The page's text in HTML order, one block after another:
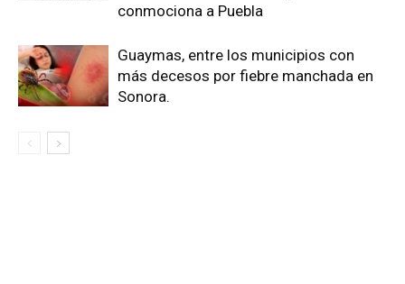
conmociona a Puebla
Guaymas, entre los municipios con
más decesos por fiebre manchada en
Sonora.